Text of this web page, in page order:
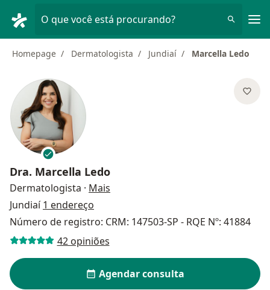
O que você está procurando?
Homepage Dermatologista Jundiaí Marcella Ledo
Dra. Marcella Ledo
Dermatologista · Mais
Jundiaí1 endereço
Número de registro: CRM: 147503-SP - RQE Nº: 41884
42 opiniões
Agendar consulta